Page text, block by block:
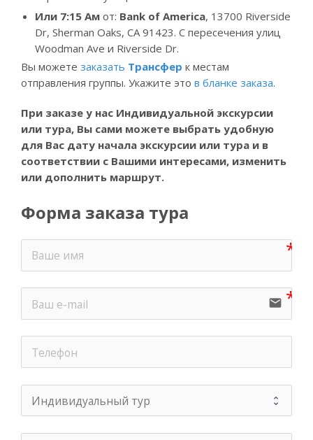
Или 7:15 Ам от: Bank of America, 13700 Riverside
Dr, Sherman Oaks, CA 91423. С пересечения улиц
Woodman Ave и Riverside Dr.
Вы можете заказать Трансфер к местам
отправления группы. Укажите это в бланке заказа.
При заказе у нас Индивидуальной экскурсии
или тура, Вы сами можете выбрать удобную
для Вас дату начала экскурсии или тура и в
соответствии с Вашими интересами, изменить
или дополнить маршрут.
Форма заказа тура
email